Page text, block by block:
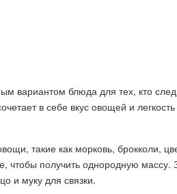
вариантом блюда для тех, кто
в себе вкус овощей и
такие как морковь, брокколи,
чтобы получить однородную
и муку для связки.